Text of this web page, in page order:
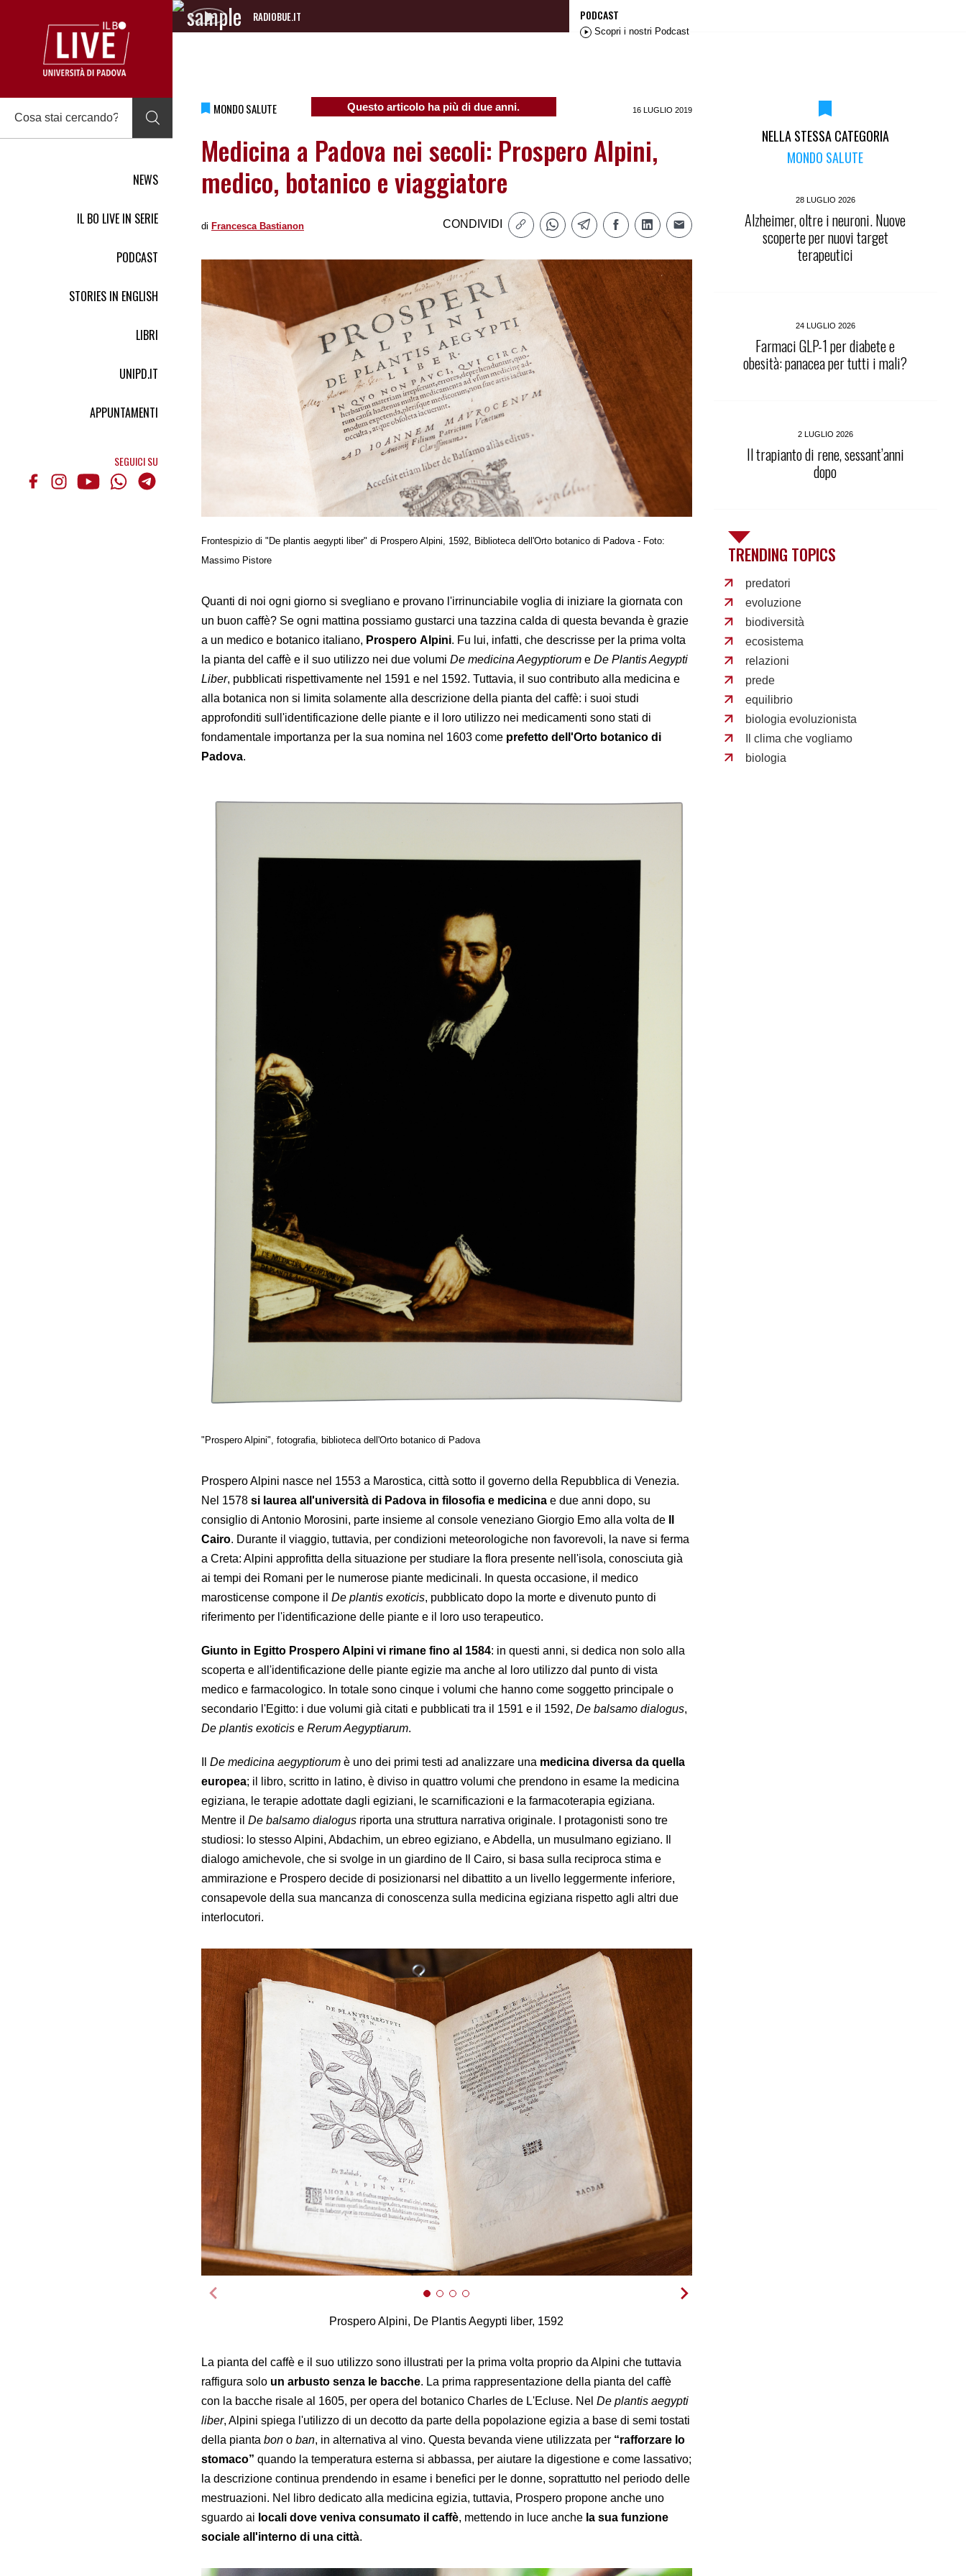
NEWS
IL BO LIVE IN SERIE
PODCAST
STORIES IN ENGLISH
LIBRI
UNIPD.IT
APPUNTAMENTI
SEGUICI SU
RADIOBUE.IT
Audio
PODCAST
Scopri i nostri Podcast
MONDO SALUTE Questo articolo ha più di due anni. 16 LUGLIO 2019
Medicina a Padova nei secoli: Prospero Alpini,
medico, botanico e viaggiatore
di Francesca Bastianon CONDIVIDI
Frontespizio di "De plantis aegypti liber" di Prospero Alpini, 1592, Biblioteca dell'Orto botanico di Padova - Foto:
Massimo Pistore
Quanti di noi ogni giorno si svegliano e provano l'irrinunciabile voglia di iniziare la giornata con
un buon caffè? Se ogni mattina possiamo gustarci una tazzina calda di questa bevanda è grazie
a un medico e botanico italiano, Prospero Alpini. Fu lui, infatti, che descrisse per la prima volta
la pianta del caffè e il suo utilizzo nei due volumi De medicina Aegyptiorum e De Plantis Aegypti
Liber, pubblicati rispettivamente nel 1591 e nel 1592. Tuttavia, il suo contributo alla medicina e
alla botanica non si limita solamente alla descrizione della pianta del caffè: i suoi studi
approfonditi sull'identificazione delle piante e il loro utilizzo nei medicamenti sono stati di
fondamentale importanza per la sua nomina nel 1603 come prefetto dell'Orto botanico di
Padova.
"Prospero Alpini", fotografia, biblioteca dell'Orto botanico di Padova
Prospero Alpini nasce nel 1553 a Marostica, città sotto il governo della Repubblica di Venezia.
Nel 1578 si laurea all'università di Padova in filosofia e medicina e due anni dopo, su
consiglio di Antonio Morosini, parte insieme al console veneziano Giorgio Emo alla volta de
Cairo. Durante il viaggio, tuttavia, per condizioni meteorologiche non favorevoli, la nave si ferma
a Creta: Alpini approfitta della situazione per studiare la flora presente nell'isola, conosciuta già
ai tempi dei Romani per le numerose piante medicinali. In questa occasione, il medico
marosticense compone il De plantis exoticis, pubblicato dopo la morte e divenuto punto di
riferimento per l'identificazione delle piante e il loro uso terapeutico.
Giunto in Egitto Prospero Alpini vi rimane fino al 1584: in questi anni, si dedica non solo alla
scoperta e all'identificazione delle piante egizie ma anche al loro utilizzo dal punto di vista
medico e farmacologico. In totale sono cinque i volumi che hanno come soggetto principale o
secondario l'Egitto: i due volumi già citati e pubblicati tra il 1591 e il 1592, De balsamo dialogus,
De plantis exoticis e Rerum Aegyptiarum.
De medicina aegyptiorum è uno dei primi testi ad analizzare una medicina diversa da quella
europea; il libro, scritto in latino, è diviso in quattro volumi che prendono in esame la medicina
egiziana, le terapie adottate dagli egiziani, le scarnificazioni e la farmacoterapia egiziana.
Mentre il De balsamo dialogus riporta una struttura narrativa originale. I protagonisti sono tre
studiosi: lo stesso Alpini, Abdachim, un ebreo egiziano, e Abdella, un musulmano egiziano. Il
dialogo amichevole, che si svolge in un giardino de Il Cairo, si basa sulla reciproca stima e
ammirazione e Prospero decide di posizionarsi nel dibattito a un livello leggermente inferiore,
consapevole della sua mancanza di conoscenza sulla medicina egiziana rispetto agli altri due
interlocutori.
Prospero Alpini, De Plantis Aegypti liber, 1592
La pianta del caffè e il suo utilizzo sono illustrati per la prima volta proprio da Alpini che tuttavia
raffigura solo un arbusto senza le bacche. La prima rappresentazione della pianta del caffè
con la bacche risale al 1605, per opera del botanico Charles de L'Ecluse. Nel De plantis aegypti
liber, Alpini spiega l'utilizzo di un decotto da parte della popolazione egizia a base di semi tostati
della pianta bon o ban, in alternativa al vino. Questa bevanda viene utilizzata per “rafforzare lo
stomaco” quando la temperatura esterna si abbassa, per aiutare la digestione e come lassativo;
la descrizione continua prendendo in esame i benefici per le donne, soprattutto nel periodo delle
mestruazioni. Nel libro dedicato alla medicina egizia, tuttavia, Prospero propone anche uno
sguardo ai locali dove veniva consumato il caffè, mettendo in luce anche la sua funzione
sociale all'interno di una città.
NELLA STESSA CATEGORIA
MONDO SALUTE
28 LUGLIO 2026
Alzheimer, oltre i neuroni. Nuove
scoperte per nuovi target
terapeutici
24 LUGLIO 2026
Farmaci GLP-1 per diabete e
obesità: panacea per tutti i mali?
2 LUGLIO 2026
Il trapianto di rene, sessant’anni
dopo
TRENDING TOPICS
predatori
evoluzione
biodiversità
ecosistema
relazioni
prede
equilibrio
biologia evoluzionista
Il clima che vogliamo
biologia